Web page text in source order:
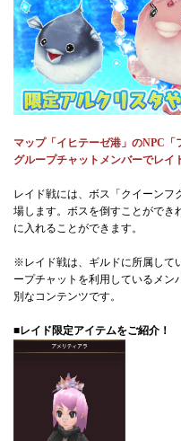
マップ「イヒテーゼ港」のNPC
グループチャットメンバーでレイ
レイド戦には、ボス「クイーンフ
場します。ボスを倒すことができ
に入れることができます。
※レイド戦は、ギルドに所属して
ープチャットを利用しているメン
別なコンテンツです。
■レイド限定アイテムをご紹介！